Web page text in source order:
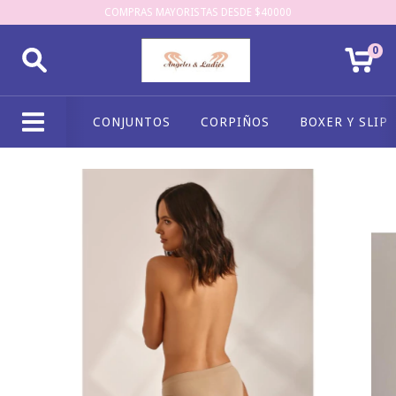
COMPRAS MAYORISTAS DESDE $40000
0
CONJUNTOS CORPIÑOS BOXER Y SLIP